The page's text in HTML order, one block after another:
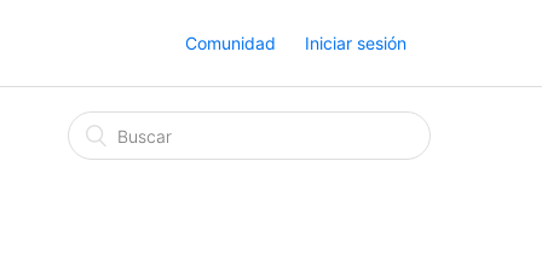
Comunidad Iniciar sesión